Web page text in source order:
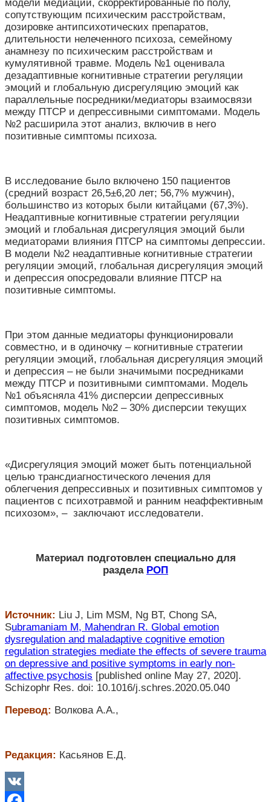
модели медиации, скорректированные по полу,
сопутствующим психическим расстройствам,
дозировке антипсихотических препаратов,
длительности нелеченного психоза, семейному
анамнезу по психическим расстройствам и
кумулятивной травме. Модель №1 оценивала
дезадаптивные когнитивные стратегии регуляции
эмоций и глобальную дисрегуляцию эмоций как
параллельные посредники/медиаторы взаимосвязи
между ПТСР и депрессивными симптомами. Модель
№2 расширила этот анализ, включив в него
позитивные симптомы психоза.
В исследование было включено 150 пациентов
(средний возраст 26,5±6,20 лет; 56,7% мужчин),
большинство из которых были китайцами (67,3%).
Неадаптивные когнитивные стратегии регуляции
эмоций и глобальная дисрегуляция эмоций были
медиаторами влияния ПТСР на симптомы депрессии.
В модели №2 неадаптивные когнитивные стратегии
регуляции эмоций, глобальная дисрегуляция эмоций
и депрессия опосредовали влияние ПТСР на
позитивные симптомы.
При этом данные медиаторы функционировали
совместно, и в одиночку – когнитивные стратегии
регуляции эмоций, глобальная дисрегуляция эмоций
и депрессия – не были значимыми посредниками
между ПТСР и позитивными симптомами. Модель
№1 объясняла 41% дисперсии депрессивных
симптомов, модель №2 – 30% дисперсии текущих
позитивных симптомов.
«Дисрегуляция эмоций может быть потенциальной
целью трансдиагностического лечения для
облегчения депрессивных и позитивных симптомов у
пациентов с психотравмой и ранним неаффективным
психозом», – заключают исследователи.
Материал подготовлен специально для
раздела РОП
Источник: Liu J, Lim MSM, Ng BT, Chong SA,
Subramaniam M, Mahendran R. Global emotion
dysregulation and maladaptive cognitive emotion
regulation strategies mediate the effects of severe trauma
on depressive and positive symptoms in early non-
affective psychosis [published online May 27, 2020].
Schizophr Res. doi: 10.1016/j.schres.2020.05.040
Перевод: Волкова А.А.,
Редакция: Касьянов Е.Д.